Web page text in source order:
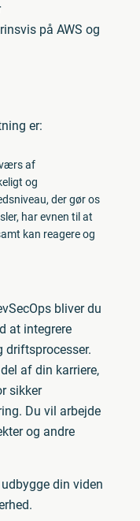
på AWS og
er:
af
og
der gør os
har evnen til at
kan reagere og
bliver du
at integrere
driftsprocesser.
af din karriere,
sikker
Du vil arbejde
og andre
din viden